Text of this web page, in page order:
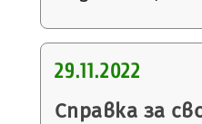
29.11.2022
Справка за